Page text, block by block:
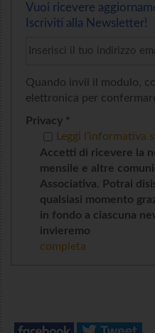
Vuoi ricevere
Iscriviti alla Newsletter!
Quando invii il modulo,
elettronica per
Privacy *
Accetti di ricevere la
mensile e altre
Associativa. Potrai
qualsiasi momento
in fondo a ciascuna
invieremo
Leggi l’informativa
completa